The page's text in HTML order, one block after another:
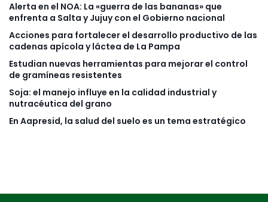
Alerta en el NOA: La «guerra de las bananas» que
enfrenta a Salta y Jujuy con el Gobierno nacional
Acciones para fortalecer el desarrollo productivo de las
cadenas apícola y láctea de La Pampa
Estudian nuevas herramientas para mejorar el control
de gramíneas resistentes
Soja: el manejo influye en la calidad industrial y
nutracéutica del grano
En Aapresid, la salud del suelo es un tema estratégico